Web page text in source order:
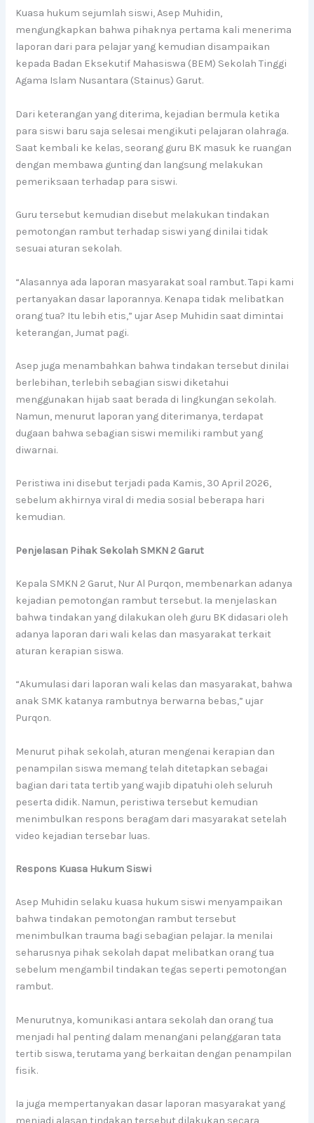
Kuasa hukum sejumlah siswi, Asep Muhidin,
mengungkapkan bahwa pihaknya pertama kali menerima
laporan dari para pelajar yang kemudian disampaikan
kepada Badan Eksekutif Mahasiswa (BEM) Sekolah Tinggi
Agama Islam Nusantara (Stainus) Garut.
Dari keterangan yang diterima, kejadian bermula ketika
para siswi baru saja selesai mengikuti pelajaran olahraga.
Saat kembali ke kelas, seorang guru BK masuk ke ruangan
dengan membawa gunting dan langsung melakukan
pemeriksaan terhadap para siswi.
Guru tersebut kemudian disebut melakukan tindakan
pemotongan rambut terhadap siswi yang dinilai tidak
sesuai aturan sekolah.
“Alasannya ada laporan masyarakat soal rambut. Tapi kami
pertanyakan dasar laporannya. Kenapa tidak melibatkan
orang tua? Itu lebih etis,” ujar Asep Muhidin saat dimintai
keterangan, Jumat pagi.
Asep juga menambahkan bahwa tindakan tersebut dinilai
berlebihan, terlebih sebagian siswi diketahui
menggunakan hijab saat berada di lingkungan sekolah.
Namun, menurut laporan yang diterimanya, terdapat
dugaan bahwa sebagian siswi memiliki rambut yang
diwarnai.
Peristiwa ini disebut terjadi pada Kamis, 30 April 2026,
sebelum akhirnya viral di media sosial beberapa hari
kemudian.
Penjelasan Pihak Sekolah SMKN 2 Garut
Kepala SMKN 2 Garut, Nur Al Purqon, membenarkan adanya
kejadian pemotongan rambut tersebut. Ia menjelaskan
bahwa tindakan yang dilakukan oleh guru BK didasari oleh
adanya laporan dari wali kelas dan masyarakat terkait
aturan kerapian siswa.
“Akumulasi dari laporan wali kelas dan masyarakat, bahwa
anak SMK katanya rambutnya berwarna bebas,” ujar
Purqon.
Menurut pihak sekolah, aturan mengenai kerapian dan
penampilan siswa memang telah ditetapkan sebagai
bagian dari tata tertib yang wajib dipatuhi oleh seluruh
peserta didik. Namun, peristiwa tersebut kemudian
menimbulkan respons beragam dari masyarakat setelah
video kejadian tersebar luas.
Respons Kuasa Hukum Siswi
Asep Muhidin selaku kuasa hukum siswi menyampaikan
bahwa tindakan pemotongan rambut tersebut
menimbulkan trauma bagi sebagian pelajar. Ia menilai
seharusnya pihak sekolah dapat melibatkan orang tua
sebelum mengambil tindakan tegas seperti pemotongan
rambut.
Menurutnya, komunikasi antara sekolah dan orang tua
menjadi hal penting dalam menangani pelanggaran tata
tertib siswa, terutama yang berkaitan dengan penampilan
fisik.
Ia juga mempertanyakan dasar laporan masyarakat yang
menjadi alasan tindakan tersebut dilakukan secara